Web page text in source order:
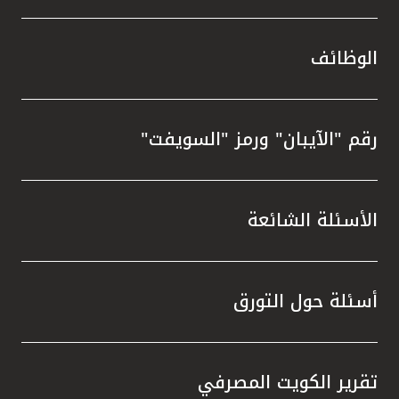
الوظائف
رقم "الآيبان" ورمز "السويفت"
الأسئلة الشائعة
أسئلة حول التورق
تقرير الكويت المصرفي